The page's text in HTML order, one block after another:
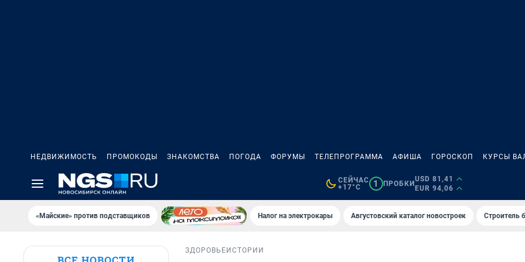
НЕДВИЖИМОСТЬ ПРОМОКОДЫ ЗНАКОМСТВА ПОГОДА ФОРУМЫ ТЕЛЕПРОГРАММА АФИША ГОРОСКОП КУРСЫ
СЕЙЧАС
+17°C
1 ПРОБКИ
USD 81,41
EUR 94,06
«Майские» против подставщиков Налог на электрокары Августовский каталог новостроек Строитель
ЗДОРОВЬЕ ИСТОРИИ